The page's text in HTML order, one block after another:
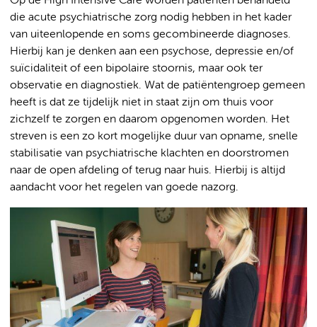
die acute psychiatrische zorg nodig hebben in het kader
van uiteenlopende en soms gecombineerde diagnoses.
Hierbij kan je denken aan een psychose, depressie en/of
suïcidaliteit of een bipolaire stoornis, maar ook ter
observatie en diagnostiek. Wat de patiëntengroep gemeen
heeft is dat ze tijdelijk niet in staat zijn om thuis voor
zichzelf te zorgen en daarom opgenomen worden. Het
streven is een zo kort mogelijke duur van opname, snelle
stabilisatie van psychiatrische klachten en doorstromen
naar de open afdeling of terug naar huis. Hierbij is altijd
aandacht voor het regelen van goede nazorg.